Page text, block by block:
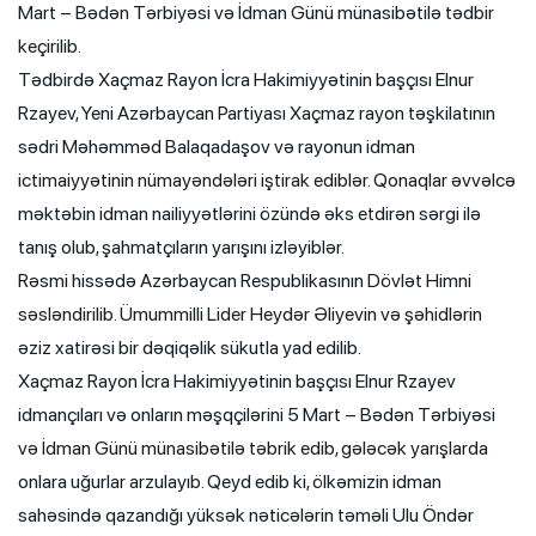
Mart – Bədən Tərbiyəsi və İdman Günü münasibətilə tədbir
keçirilib.
Tədbirdə Xaçmaz Rayon İcra Hakimiyyətinin başçısı Elnur
Rzayev, Yeni Azərbaycan Partiyası Xaçmaz rayon təşkilatının
sədri Məhəmməd Balaqadaşov və rayonun idman
ictimaiyyətinin nümayəndələri iştirak ediblər. Qonaqlar əvvəlcə
məktəbin idman nailiyyətlərini özündə əks etdirən sərgi ilə
tanış olub, şahmatçıların yarışını izləyiblər.
Rəsmi hissədə Azərbaycan Respublikasının Dövlət Himni
səsləndirilib. Ümummilli Lider Heydər Əliyevin və şəhidlərin
əziz xatirəsi bir dəqiqəlik sükutla yad edilib.
Xaçmaz Rayon İcra Hakimiyyətinin başçısı Elnur Rzayev
idmançıları və onların məşqçilərini 5 Mart – Bədən Tərbiyəsi
və İdman Günü münasibətilə təbrik edib, gələcək yarışlarda
onlara uğurlar arzulayıb. Qeyd edib ki, ölkəmizin idman
sahəsində qazandığı yüksək nəticələrin təməli Ulu Öndər